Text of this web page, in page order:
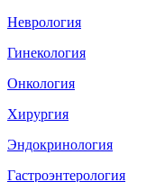
Неврология
Гинекология
Онкология
Хирургия
Эндокринология
Гастроэнтерология